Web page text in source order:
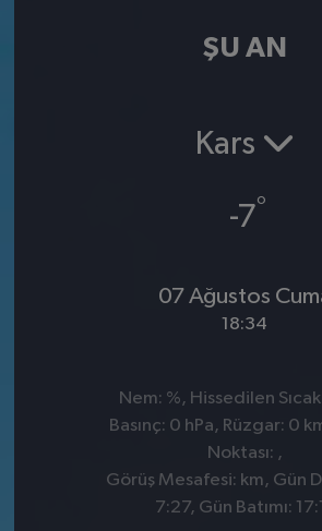
ŞU AN
Kars
-7°
07 Ağustos
18:34
Nem: %, Hissedilen
Basınç: 0 hPa, Rüzgar: 0
Noktası: ,
Görüş Mesafesi: km, Gün
7:27, Gün Batımı: